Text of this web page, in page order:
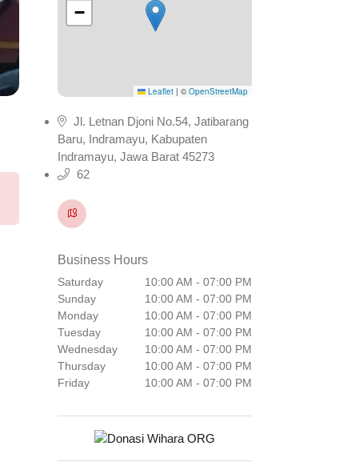
−
Leaflet | © OpenStreetMap
Jl. Letnan Djoni No.54, Jatibarang
Baru, Indramayu, Kabupaten
Indramayu, Jawa Barat 45273
62
Business Hours
Saturday
10:00 AM - 07:00 PM
Sunday
10:00 AM - 07:00 PM
Monday
10:00 AM - 07:00 PM
Tuesday
10:00 AM - 07:00 PM
Wednesday
10:00 AM - 07:00 PM
Thursday
10:00 AM - 07:00 PM
Friday
10:00 AM - 07:00 PM